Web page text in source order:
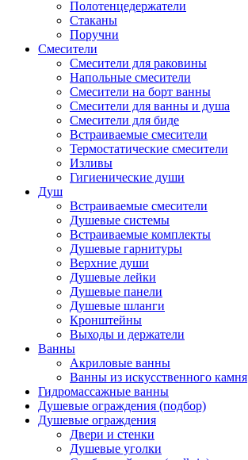
Полотенцедержатели
Стаканы
Поручни
Смесители
Смесители для раковины
Напольные смесители
Смесители на борт ванны
Смесители для ванны и душа
Смесители для биде
Встраиваемые смесители
Термостатические смесители
Изливы
Гигиенические души
Душ
Встраиваемые смесители
Душевые системы
Встраиваемые комплекты
Душевые гарнитуры
Верхние души
Душевые лейки
Душевые панели
Душевые шланги
Кронштейны
Выходы и держатели
Ванны
Акриловые ванны
Ванны из искусственного камня
Гидромассажные ванны
Душевые ограждения (подбор)
Душевые ограждения
Двери и стенки
Душевые уголки